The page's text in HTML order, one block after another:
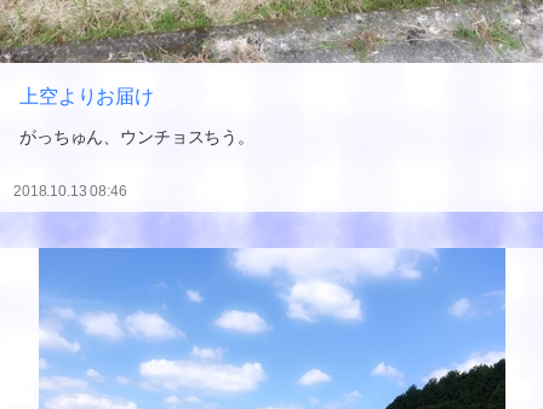
上空よりお届け
がっちゅん、ウンチョスちう。
2018.10.13 08:46